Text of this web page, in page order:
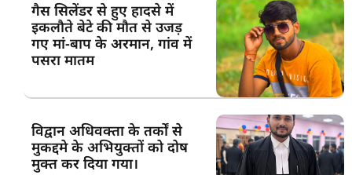
गैस सिलेंडर से हुए हादसे में
इकलौते बेटे की मौत से उजड़
गए मां-बाप के अरमान, गांव में
पसरा मातम
विद्वान अधिवक्ता के तर्कों से
मुकद्दमे के अभियुक्तों को दोष
मुक्त कर दिया गया।